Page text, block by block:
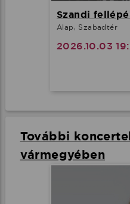
Szandi
Alap, Szabadtér
2026.10.03
További
vármegyében